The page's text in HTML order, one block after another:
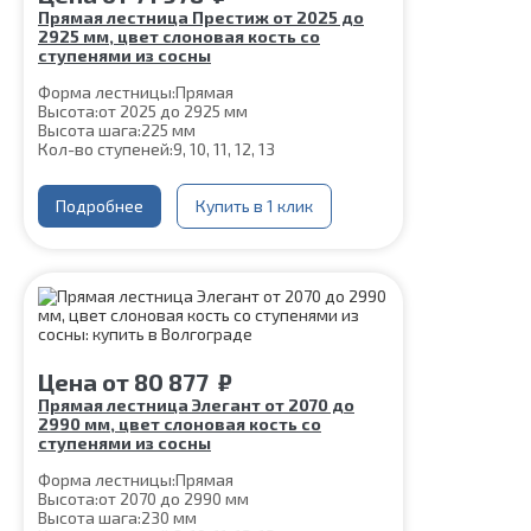
Прямая лестница Престиж от 2025 до
2925 мм, цвет слоновая кость со
ступенями из сосны
Форма лестницы:Прямая
Высота:от 2025 до 2925 мм
Высота шага:225 мм
Кол-во ступеней:9, 10, 11, 12, 13
Толщина ступени:40 мм
Угол наклона:
Цвет каркаса:Слоновая кость
Материал каркаса:Сталь
Срок гарантии (на металлокаркас):25 лет
Подробнее Купить в 1 клик
Цена от 80 877 ₽
Прямая лестница Элегант от 2070 до
2990 мм, цвет слоновая кость со
ступенями из сосны
Форма лестницы:Прямая
Высота:от 2070 до 2990 мм
Высота шага:230 мм